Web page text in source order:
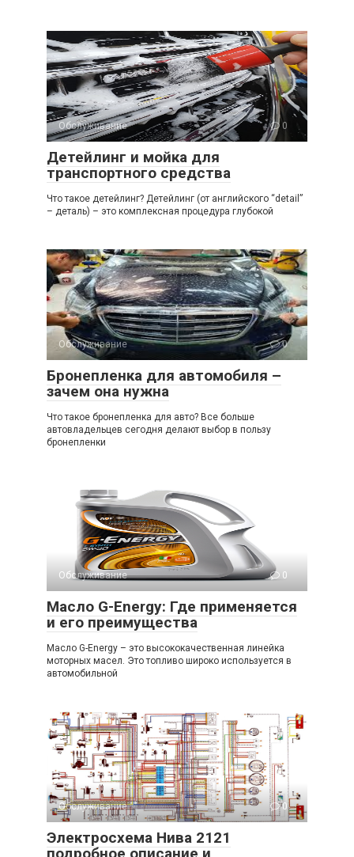
Обслуживание 0
Детейлинг и мойка для
транспортного средства
Что такое детейлинг? Детейлинг (от английского “detail”
– деталь) – это комплексная процедура глубокой
Обслуживание 0
Бронепленка для автомобиля –
зачем она нужна
Что такое бронепленка для авто? Все больше
автовладельцев сегодня делают выбор в пользу
бронепленки
Обслуживание 0
Масло G-Energy: Где применяется
и его преимущества
Масло G-Energy – это высококачественная линейка
моторных масел. Это топливо широко используется в
автомобильной
Обслуживание 0
Электросхема Нива 2121
подробное описание и